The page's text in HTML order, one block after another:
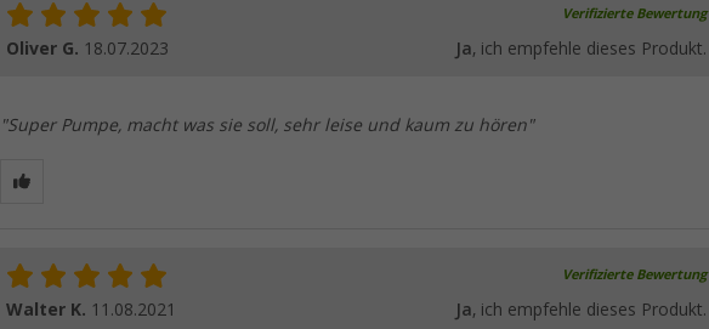
Verifizierte Bewertung
Oliver G. 18.07.2023 Ja, ich empfehle dieses Produkt.
"Super Pumpe, macht was sie soll, sehr leise und kaum zu hören"
Verifizierte Bewertung
Walter K. 11.08.2021 Ja, ich empfehle dieses Produkt.